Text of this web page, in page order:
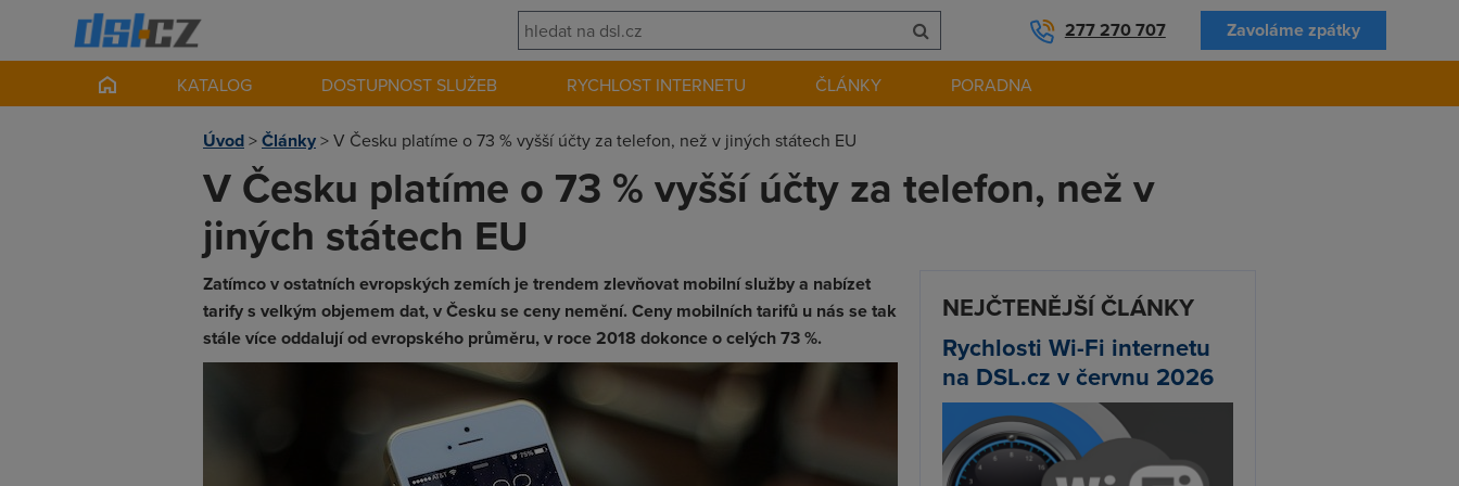
277 270 707 Zavoláme zpátky
KATALOG DOSTUPNOST SLUŽEB RYCHLOST INTERNETU ČLÁNKY PORADNA
Úvod>Články>V Česku platíme o 73 % vyšší účty za telefon, než v jiných státech EU
V Česku platíme o 73 % vyšší účty za telefon, než v
jiných státech EU
Zatímco v ostatních evropských zemích je trendem zlevňovat mobilní služby a nabízet
tarify s velkým objemem dat, v Česku se ceny nemění. Ceny mobilních tarifů u nás se tak
stále více oddalují od evropského průměru, v roce 2018 dokonce o celých 73 %.
NEJČTENĚJŠÍ ČLÁNKY
Rychlosti Wi-Fi internetu
na DSL.cz v červnu 2026